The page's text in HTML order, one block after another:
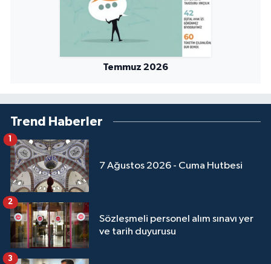
Temmuz 2026
Trend Haberler
7 Ağustos 2026 - Cuma Hutbesi
Sözleşmeli personel alım sınavı yer
ve tarih duyurusu
2
3
Uşak Müftülüğü
Yalova Müftülüğü